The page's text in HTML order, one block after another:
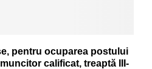
pentru ocuparea postului
calificat, treaptă III-